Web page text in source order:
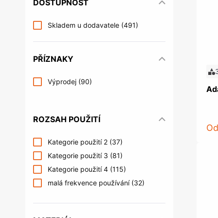
Věšáky na šaty a věšáky do šatních
Postelová kování
Multimediální archiv
Nábytkové
Nábytkové
Trezory a
polic
Spojovací kování
Podpěrky polic a konzole
Kování
Akustická
do kuchyně
Řízení kontroly vstupu
DOSTUPNOST
Skladem u dodavatele (491)
PŘÍZNAKY
Výprodej (90)
ROZSAH POUŽITÍ
Kategorie použití 2 (37)
Kategorie použití 3 (81)
Kategorie použití 4 (115)
malá frekvence používání(32)
Od